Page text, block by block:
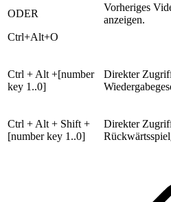
ODER
Ctrl+Alt+O
Vorheriges
anzeigen.
Ctrl + Alt +[number
key 1..0]
Direkter
Ctrl + Alt + Shift +
[number key 1..0]
Direkter